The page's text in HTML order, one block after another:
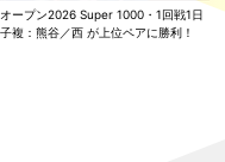
オープン2026 Super 1000・1回戦1日
複：熊谷／西 が上位ペアに勝利！